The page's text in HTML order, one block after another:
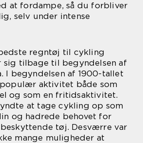
at fordampe, så du forbliver
selv under intense
regntøj til cykling
sig tilbage til begyndelsen af
I begyndelsen af 1900-tallet
aktivitet både som
og som en fritidsaktivitet.
at tage cykling op som
og hadrede behovet for
tøj. Desværre var
mange muligheder at